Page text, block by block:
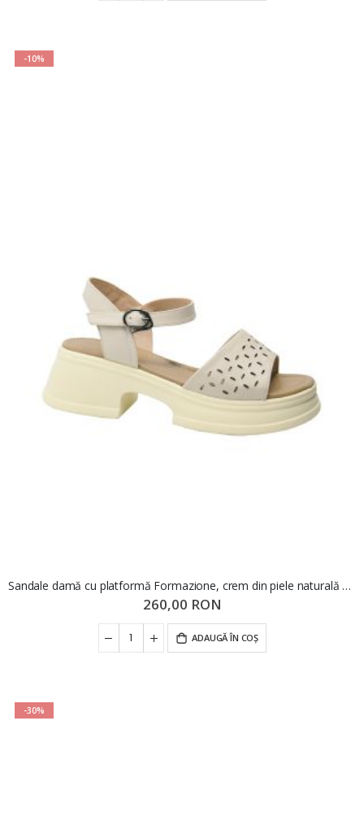
-10%
Sandale damă cu platformă Formazione, crem din piele naturală FNX2565
260,00 RON
ADAUGĂ ÎN COȘ
-30%